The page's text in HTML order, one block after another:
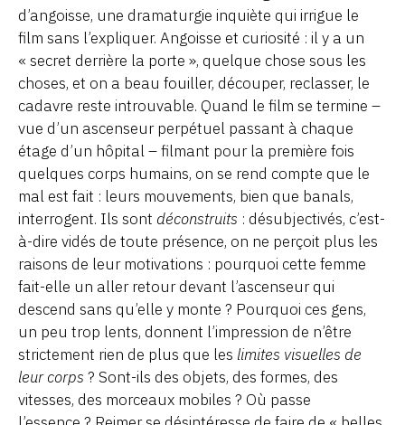
d’angoisse, une dramaturgie inquiète qui irrigue le
film sans l’expliquer. Angoisse et curiosité : il y a un
« secret derrière la porte », quelque chose sous les
choses, et on a beau fouiller, découper, reclasser, le
cadavre reste introuvable. Quand le film se termine –
vue d’un ascenseur perpétuel passant à chaque
étage d’un hôpital – filmant pour la première fois
quelques corps humains, on se rend compte que le
mal est fait : leurs mouvements, bien que banals,
interrogent. Ils sont déconstruits : désubjectivés, c’est-
à-dire vidés de toute présence, on ne perçoit plus les
raisons de leur motivations : pourquoi cette femme
fait-elle un aller retour devant l’ascenseur qui
descend sans qu’elle y monte ? Pourquoi ces gens,
un peu trop lents, donnent l’impression de n’être
strictement rien de plus que les limites visuelles de
leur corps ? Sont-ils des objets, des formes, des
vitesses, des morceaux mobiles ? Où passe